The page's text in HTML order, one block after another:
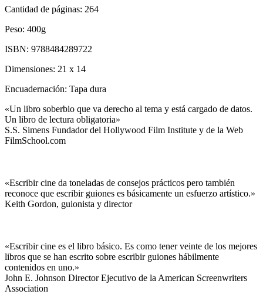
Cantidad de páginas: 264
Peso: 400g
ISBN: 9788484289722
Dimensiones: 21 x 14
Encuadernación: Tapa dura
«Un libro soberbio que va derecho al tema y está cargado de datos.
Un libro de lectura obligatoria»
S.S. Simens Fundador del Hollywood Film Institute y de la Web
FilmSchool.com
«Escribir cine da toneladas de consejos prácticos pero también
reconoce que escribir guiones es básicamente un esfuerzo artístico.»
Keith Gordon, guionista y director
«Escribir cine es el libro básico. Es como tener veinte de los mejores
libros que se han escrito sobre escribir guiones hábilmente
contenidos en uno.»
John E. Johnson Director Ejecutivo de la American Screenwriters
Association